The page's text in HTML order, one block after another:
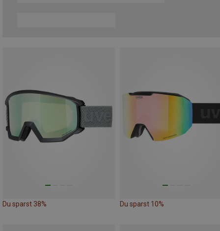
Du sparst 38% Du sparst 10%